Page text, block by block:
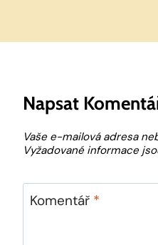
Napsat
Vaše e-mailová adresa
Vyžadované informace
Komentář *